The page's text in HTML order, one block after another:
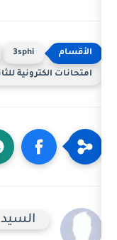
الصف الثالث الثانوى
للثانوية العامة
قاسم